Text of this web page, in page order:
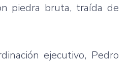
piedra bruta, traída de
ejecutivo, Pedro